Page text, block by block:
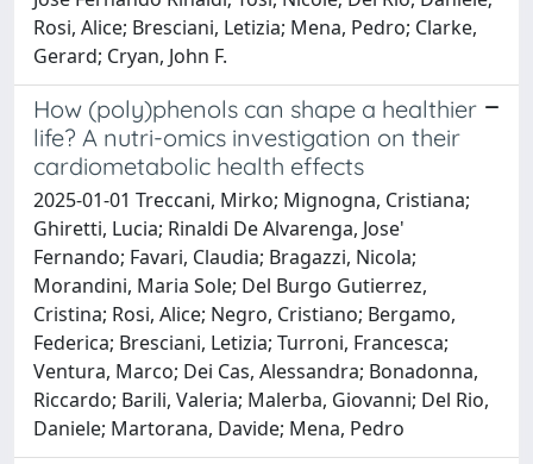
Rosi, Alice; Bresciani, Letizia; Mena, Pedro; Clarke,
Gerard; Cryan, John F.
How (poly)phenols can shape a healthier
life? A nutri-omics investigation on their
cardiometabolic health effects
2025-01-01 Treccani, Mirko; Mignogna, Cristiana;
Ghiretti, Lucia; Rinaldi De Alvarenga, Jose'
Fernando; Favari, Claudia; Bragazzi, Nicola;
Morandini, Maria Sole; Del Burgo Gutierrez,
Cristina; Rosi, Alice; Negro, Cristiano; Bergamo,
Federica; Bresciani, Letizia; Turroni, Francesca;
Ventura, Marco; Dei Cas, Alessandra; Bonadonna,
Riccardo; Barili, Valeria; Malerba, Giovanni; Del Rio,
Daniele; Martorana, Davide; Mena, Pedro